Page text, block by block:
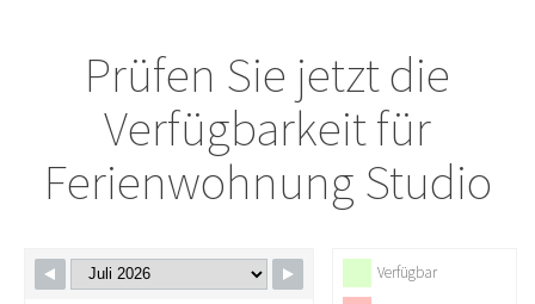
Prüfen Sie jetzt die
Verfügbarkeit für
Ferienwohnung Studio
Verfügbar